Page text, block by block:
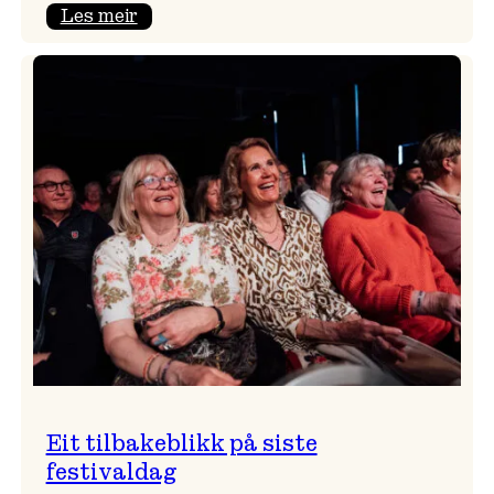
Les meir:
Eit tilbakeblikk på siste
festivaldag